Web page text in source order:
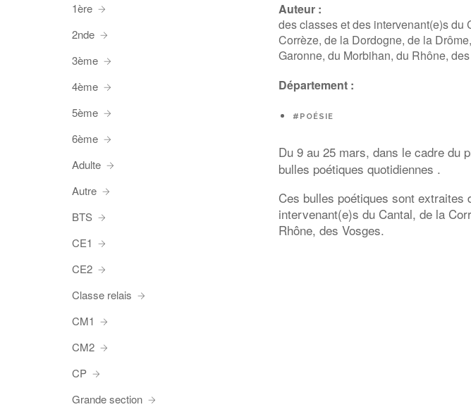
Auteur :
des classes et des intervenant(e)s du
Corrèze, de la Dordogne, de la
Garonne, du Morbihan, du Rhône,
Département :
#POÉSIE
Du 9 au 25 mars, dans le cadre du
bulles poétiques quotidiennes .
Ces bulles poétiques sont extraites
intervenant(e)s du Cantal, de la
Rhône, des Vosges.
1ère
2nde
3ème
4ème
5ème
6ème
Adulte
Autre
BTS
CE1
CE2
Classe relais
CM1
CM2
CP
Grande section